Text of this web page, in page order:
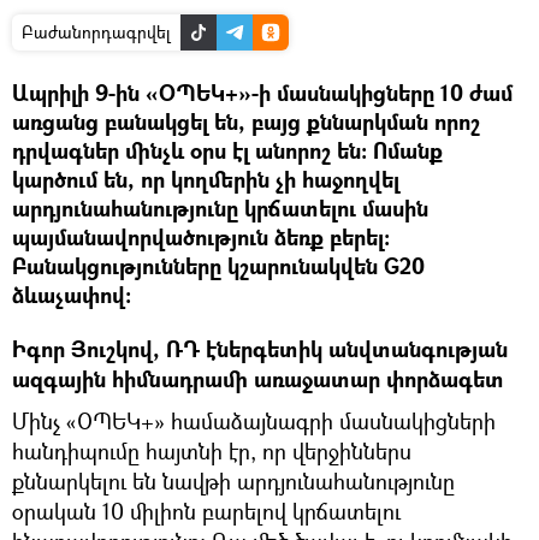
Բաժանորդագրվել
Ապրիլի 9-ին «ՕՊԵԿ+»-ի մասնակիցները 10 ժամ
առցանց բանակցել են, բայց քննարկման որոշ
դրվագներ մինչև օրս էլ անորոշ են։ Ոմանք
կարծում են, որ կողմերին չի հաջողվել
արդյունահանությունը կրճատելու մասին
պայմանավորվածություն ձեռք բերել։
Բանակցությունները կշարունակվեն G20
ձևաչափով։
Իգոր Յուշկով, ՌԴ էներգետիկ անվտանգության
ազգային հիմնադրամի առաջատար փորձագետ
Մինչ «ՕՊԵԿ+» համաձայնագրի մասնակիցների
հանդիպումը հայտնի էր, որ վերջիններս
քննարկելու են նավթի արդյունահանությունը
օրական 10 միլիոն բարելով կրճատելու